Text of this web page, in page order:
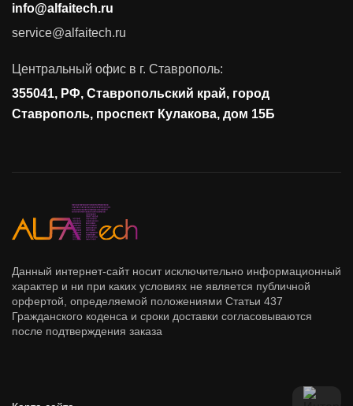
Соответствие требованиям и стандартам
Антивирусная защита
Управление доступом
Сетевая безопасность
info@alfaitech.ru
service@alfaitech.ru
Центральный офис в г. Ставрополь:
355041, РФ, Ставропольский край, город
Ставрополь, проспект Кулакова, дом 15Б
Данный интернет-сайт носит исключительно информационный
характер и ни при каких условиях не является публичной
орфертой, определяемой положениями Статьи 437
Гражданского коденса и сроки доставки согласовываются
после подтверждения заказа